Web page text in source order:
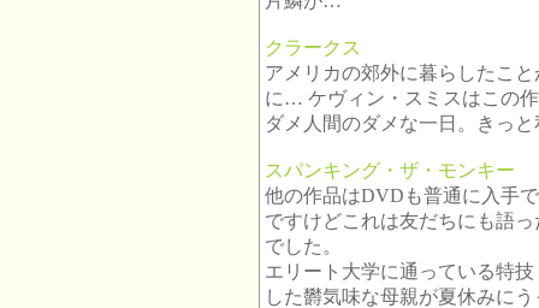
クラークス
アメリカの郊外に暮らしたこ
に… ケヴィン・スミスはこの
ダメ人間のダメな一日。きっ
スパンキング・ザ・モンキー
他の作品はDVDも普通に入手
ですけどこれは友だちにも語
でした。
エリート大学に通っている特
した欝気味な母親が夏休みに